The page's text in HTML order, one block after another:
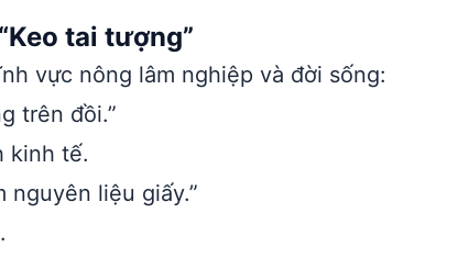
tai tượng”
vực nông lâm nghiệp và đời sống:
trên đồi.”
kinh tế.
nguyên liệu giấy.”